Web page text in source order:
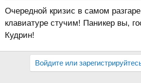
Очередной кризис в самом
клавиатуре стучим! Паникер вы,
Кудрин!
Войдите или